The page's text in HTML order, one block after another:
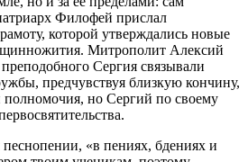
Филофей прислал
которой утверждались новые
Митрополит Алексий
Сергия связывали
предчувствуя близкую кончину,
полномочия, но Сергий по своему
«в пениях, бдениях и